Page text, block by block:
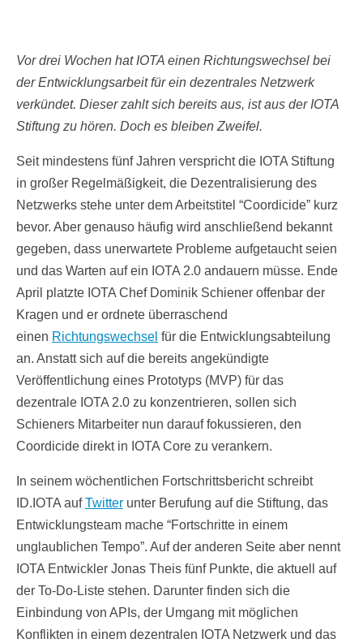
Vor drei Wochen hat IOTA einen Richtungswechsel bei
der Entwicklungsarbeit für ein dezentrales Netzwerk
verkündet. Dieser zahlt sich bereits aus, ist aus der IOTA
Stiftung zu hören. Doch es bleiben Zweifel.
Seit mindestens fünf Jahren verspricht die IOTA Stiftung
in großer Regelmäßigkeit, die Dezentralisierung des
Netzwerks stehe unter dem Arbeitstitel “Coordicide” kurz
bevor. Aber genauso häufig wird anschließend bekannt
gegeben, dass unerwartete Probleme aufgetaucht seien
und das Warten auf ein IOTA 2.0 andauern müsse. Ende
April platzte IOTA Chef Dominik Schiener offenbar der
Kragen und er ordnete überraschend
einen Richtungswechsel für die Entwicklungsabteilung
an. Anstatt sich auf die bereits angekündigte
Veröffentlichung eines Prototyps (MVP) für das
dezentrale IOTA 2.0 zu konzentrieren, sollen sich
Schieners Mitarbeiter nun darauf fokussieren, den
Coordicide direkt in IOTA Core zu verankern.
In seinem wöchentlichen Fortschrittsbericht schreibt
ID.IOTA aufTwitter unter Berufung auf die Stiftung, das
Entwicklungsteam mache “Fortschritte in einem
unglaublichen Tempo”. Auf der anderen Seite aber nennt
IOTA Entwickler Jonas Theis fünf Punkte, die aktuell auf
der To-Do-Liste stehen. Darunter finden sich die
Einbindung von APIs, der Umgang mit möglichen
Konflikten in einem dezentralen IOTA Netzwerk und das